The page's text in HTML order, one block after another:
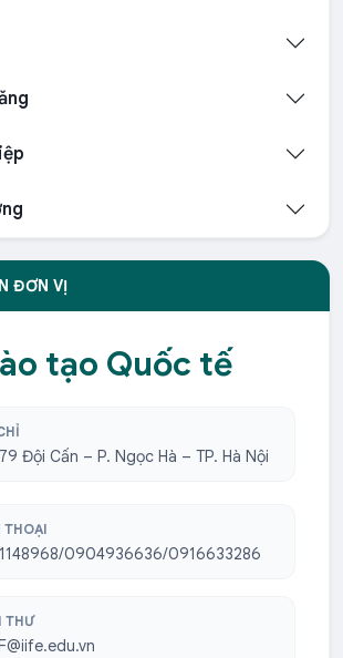
ĐƠN VỊ
tạo Quốc tế
Đội Cấn – P. Ngọc Hà – TP. Hà Nội
THOẠI
0904936636/0916633286
THƯ